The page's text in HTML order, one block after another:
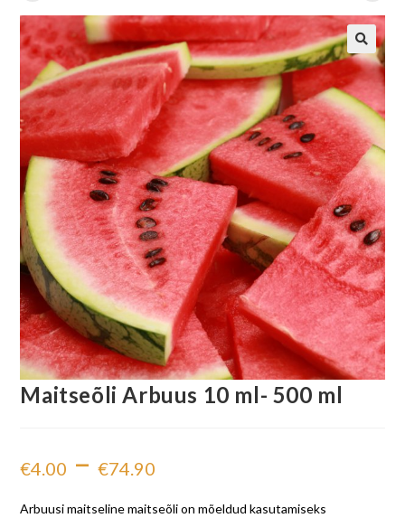
Maitseõli Arbuus 10 ml- 500 ml
€4.00 – €74.90
Arbuusi maitseline maitseõli on mõeldud kasutamiseks